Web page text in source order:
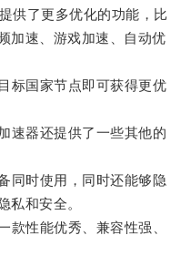
了更多优化的功能，比
加速、游戏加速、自动优
国家节点即可获得更优
器还提供了一些其他的
时使用，同时还能够隐
私和安全。
性能优秀、兼容性强、